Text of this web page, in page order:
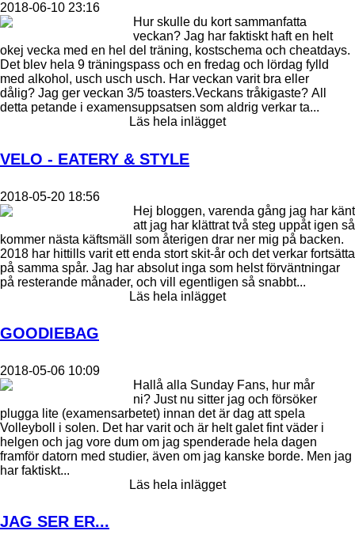
2018-06-10 23:16
Hur skulle du kort sammanfatta
veckan? Jag har faktiskt haft en helt
okej vecka med en hel del träning, kostschema och cheatdays.
Det blev hela 9 träningspass och en fredag och lördag fylld
med alkohol, usch usch usch. Har veckan varit bra eller
dålig? Jag ger veckan 3/5 toasters.Veckans tråkigaste? All
detta petande i examensuppsatsen som aldrig verkar ta...
Läs hela inlägget
VELO - EATERY & STYLE
2018-05-20 18:56
Hej bloggen, varenda gång jag har känt
att jag har klättrat två steg uppåt igen så
kommer nästa käftsmäll som återigen drar ner mig på backen.
2018 har hittills varit ett enda stort skit-år och det verkar fortsätta
på samma spår. Jag har absolut inga som helst förväntningar
på resterande månader, och vill egentligen så snabbt...
Läs hela inlägget
GOODIEBAG
2018-05-06 10:09
Hallå alla Sunday Fans, hur mår
ni? Just nu sitter jag och försöker
plugga lite (examensarbetet) innan det är dag att spela
Volleyboll i solen. Det har varit och är helt galet fint väder i
helgen och jag vore dum om jag spenderade hela dagen
framför datorn med studier, även om jag kanske borde. Men jag
har faktiskt...
Läs hela inlägget
JAG SER ER...